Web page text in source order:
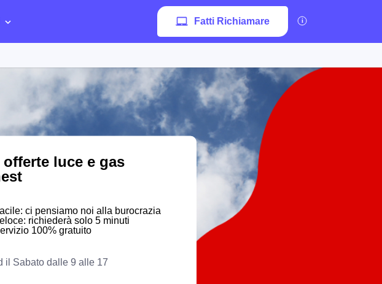
Fatti Richiamare